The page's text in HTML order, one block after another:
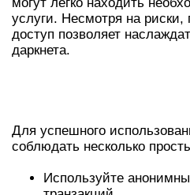
могут легко находить
услуги. Несмотря на риски,
доступ позволяет
даркнета.
Для успешного
соблюдать несколько
Используйте